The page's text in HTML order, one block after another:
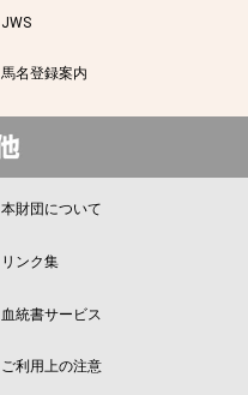
JWS
馬名登録案内
本財団について
リンク集
血統書サービス
ご利用上の注意